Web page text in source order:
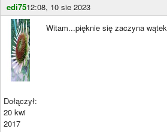
edi7512:08, 10 sie 2023
Dołączył:
20 kwi
2017
Witam...pięknie się zaczyna wątek